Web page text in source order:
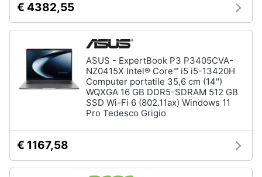
€ 4382,55
ASUS - ExpertBook P3 P3405CVA-
NZ0415X Intel® Core™ i5 i5-13420H
Computer portatile 35,6 cm (14")
WQXGA 16 GB DDR5-SDRAM 512 GB
SSD Wi-Fi 6 (802.11ax) Windows 11
Pro Tedesco Grigio
€ 1167,58